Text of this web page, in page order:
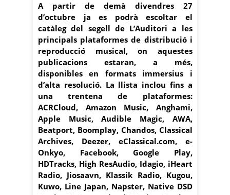
A partir de demà divendres 27
d’octubre ja es podrà escoltar el
catàleg del segell de L’Auditori a les
principals plataformes de distribució i
reproducció musical, on aquestes
publicacions estaran, a més,
disponibles en formats immersius i
d’alta resolució. La llista inclou fins a
una trentena de plataformes:
ACRCloud, Amazon Music, Anghami,
Apple Music, Audible Magic, AWA,
Beatport, Boomplay, Chandos, Classical
Archives, Deezer, eClassical.com, e-
Onkyo, Facebook, Google Play,
HDTracks, High ResAudio, Idagio, iHeart
Radio, Jiosaavn, Klassik Radio, Kugou,
Kuwo, Line Japan, Napster, Native DSD